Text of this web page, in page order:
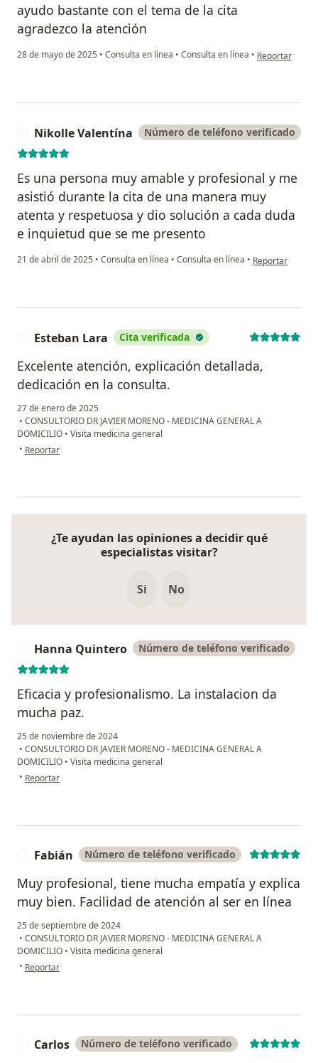
ayudo bastante con el tema de la cita
agradezco la atención
28 de mayo de 2025 • Consulta en línea • Consulta en línea • en opinión del
Reportar
Nikolle Valentína Número de teléfono verificado
Es una persona muy amable y profesional y me
asistió durante la cita de una manera muy
atenta y respetuosa y dio solución a cada duda
e inquietud que se me presento
21 de abril de 2025 • Consulta en línea • Consulta en línea • en opinión del
Reportar
Esteban Lara Cita verificada
Excelente atención, explicación detallada,
dedicación en la consulta.
27 de enero de 2025
• CONSULTORIO DR JAVIER MORENO - MEDICINA GENERAL A
DOMICILIO • Visita medicina general
• en opinión del usuario Esteban Lara
Reportar
¿Te ayudan las opiniones a decidir qué
especialistas visitar?
Si No
Hanna Quintero Número de teléfono verificado
Eficacia y profesionalismo. La instalacion da
mucha paz.
25 de noviembre de 2024
• CONSULTORIO DR JAVIER MORENO - MEDICINA GENERAL A
DOMICILIO • Visita medicina general
• en opinión del usuario Hanna Quintero
Reportar
Fabián Número de teléfono verificado
Muy profesional, tiene mucha empatía y explica
muy bien. Facilidad de atención al ser en línea
25 de septiembre de 2024
• CONSULTORIO DR JAVIER MORENO - MEDICINA GENERAL A
DOMICILIO • Visita medicina general
• en opinión del usuario Fabián
Reportar
Carlos Número de teléfono verificado